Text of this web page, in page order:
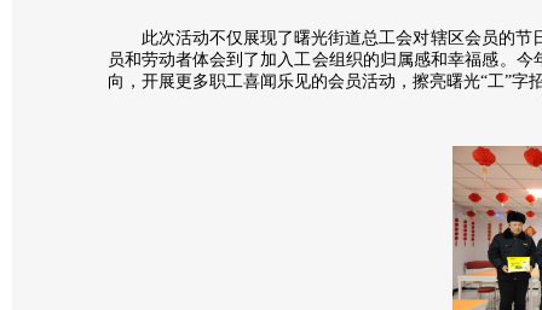
此次活动不仅展现了曙光街道总工会对辖区会员的
员和劳动者体会到了加入工会组织的归属感和幸福感。
向，开展更多职工喜闻乐见的会员活动，擦亮曙光“工”字